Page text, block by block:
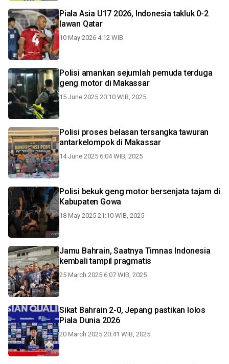
Piala Asia U17 2026, Indonesia takluk 0-2
lawan Qatar
10 May 2026 4:12 WIB
Polisi amankan sejumlah pemuda terduga
geng motor di Makassar
15 June 2025 20:10 WIB, 2025
Polisi proses belasan tersangka tawuran
antarkelompok di Makassar
14 June 2025 6:04 WIB, 2025
Polisi bekuk geng motor bersenjata tajam di
Kabupaten Gowa
18 May 2025 21:10 WIB, 2025
Jamu Bahrain, Saatnya Timnas Indonesia
kembali tampil pragmatis
25 March 2025 6:07 WIB, 2025
Sikat Bahrain 2-0, Jepang pastikan lolos
Piala Dunia 2026
20 March 2025 20:41 WIB, 2025